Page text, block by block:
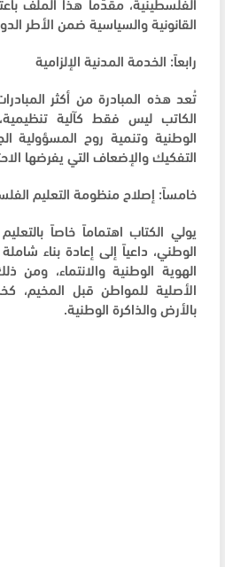
القانونية والسياسية ضمن الأطر
رابعاً: الخدمة المدنية الإلزامية
تُعد هذه المبادرة من أكثر
الكاتب ليس فقط كآلية
الوطنية وتنمية روح المسؤولية
التفكيك والإضعاف التي يفرضها
خامساً: إصلاح منظومة التعليم
يولي الكتاب اهتماماً خاصاً بالتعليم
الوطني، داعياً إلى إعادة بناء
الهوية الوطنية والانتماء، ومن
الأصلية للمواطن قبل المخيم،
بالأرض والذاكرة الوطنية.